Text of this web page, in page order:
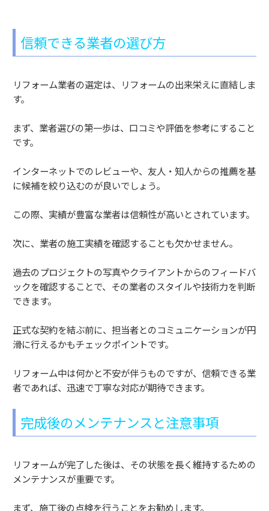
信頼できる業者の選び方
リフォーム業者の選定は、リフォームの出来栄えに直結しま
す。
まず、業者選びの第一歩は、口コミや評価を参考にすること
です。
インターネットでのレビューや、友人・知人からの推薦を基
に候補を絞り込むのが良いでしょう。
この際、実績が豊富な業者は信頼性が高いとされています。
次に、業者の施工実績を確認することも欠かせません。
過去のプロジェクトの写真やクライアントからのフィードバ
ックを確認することで、その業者のスタイルや技術力を判断
できます。
正式な契約を結ぶ前に、担当者とのコミュニケーションが円
滑に行えるかもチェックポイントです。
リフォーム中は何かと不安が伴うものですが、信頼できる業
者であれば、迅速で丁寧な対応が期待できます。
完成後のメンテナンスと注意事項
リフォームが完了した後は、その状態を長く維持するための
メンテナンスが重要です。
まず、施工後の点検を行うことをお勧めします。